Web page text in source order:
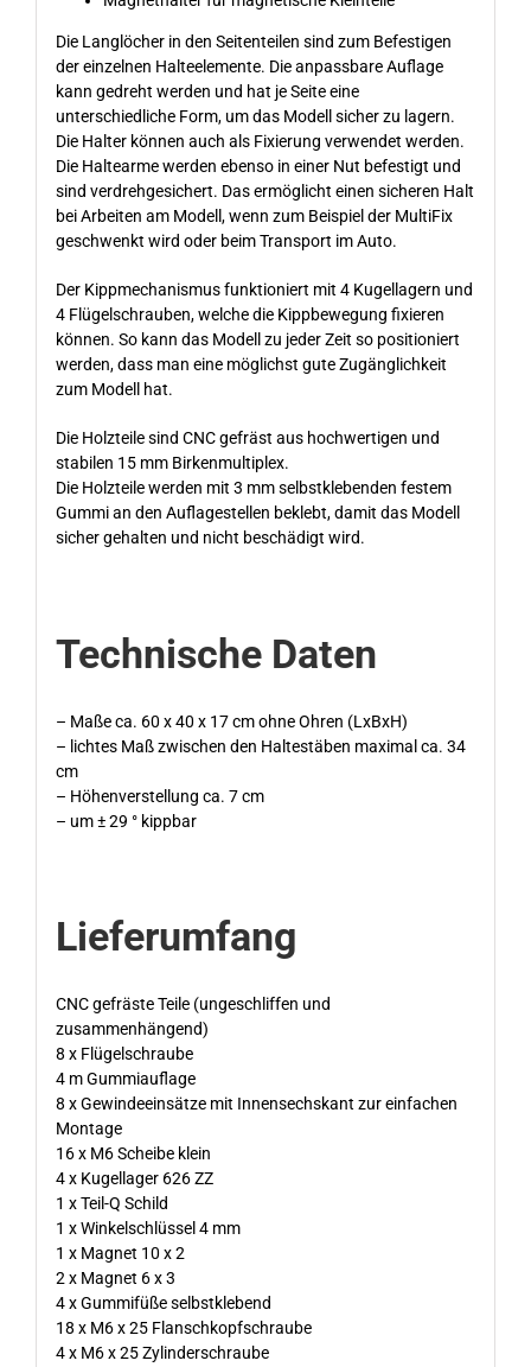
Die Langlöcher in den Seitenteilen sind zum Befestigen
der einzelnen Halteelemente. Die anpassbare Auflage
kann gedreht werden und hat je Seite eine
unterschiedliche Form, um das Modell sicher zu lagern.
Die Halter können auch als Fixierung verwendet werden.
Die Haltearme werden ebenso in einer Nut befestigt und
sind verdrehgesichert. Das ermöglicht einen sicheren Halt
bei Arbeiten am Modell, wenn zum Beispiel der MultiFix
geschwenkt wird oder beim Transport im Auto.
Der Kippmechanismus funktioniert mit 4 Kugellagern und
4 Flügelschrauben, welche die Kippbewegung fixieren
können. So kann das Modell zu jeder Zeit so positioniert
werden, dass man eine möglichst gute Zugänglichkeit
zum Modell hat.
Die Holzteile sind CNC gefräst aus hochwertigen und
stabilen 15 mm Birkenmultiplex.
Die Holzteile werden mit 3 mm selbstklebenden festem
Gummi an den Auflagestellen beklebt, damit das Modell
sicher gehalten und nicht beschädigt wird.
Technische Daten
– Maße ca. 60 x 40 x 17 cm ohne Ohren (LxBxH)
– lichtes Maß zwischen den Haltestäben maximal ca. 34
cm
– Höhenverstellung ca. 7 cm
– um ± 29 ° kippbar
Lieferumfang
CNC gefräste Teile (ungeschliffen und
zusammenhängend)
8 x Flügelschraube
4 m Gummiauflage
8 x Gewindeeinsätze mit Innensechskant zur einfachen
Montage
16 x M6 Scheibe klein
4 x Kugellager 626 ZZ
1 x Teil-Q Schild
1 x Winkelschlüssel 4 mm
1 x Magnet 10 x 2
2 x Magnet 6 x 3
4 x Gummifüße selbstklebend
18 x M6 x 25 Flanschkopfschraube
4 x M6 x 25 Zylinderschraube